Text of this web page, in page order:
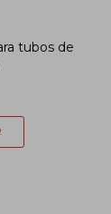
tubos de